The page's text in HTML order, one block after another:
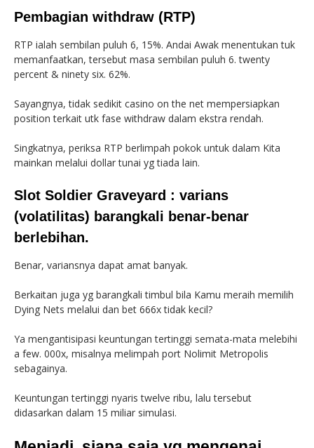
Pembagian withdraw (RTP)
RTP ialah sembilan puluh 6, 15%. Andai Awak menentukan tuk
memanfaatkan, tersebut masa sembilan puluh 6. twenty
percent & ninety six. 62%.
Sayangnya, tidak sedikit casino on the net mempersiapkan
position terkait utk fase withdraw dalam ekstra rendah.
Singkatnya, periksa RTP berlimpah pokok untuk dalam Kita
mainkan melalui dollar tunai yg tiada lain.
Slot Soldier Graveyard : varians
(volatilitas) barangkali benar-benar
berlebihan.
Benar, variansnya dapat amat banyak.
Berkaitan juga yg barangkali timbul bila Kamu meraih memilih
Dying Nets melalui dan bet 666x tidak kecil?
Ya mengantisipasi keuntungan tertinggi semata-mata melebihi
a few. 000x, misalnya melimpah port Nolimit Metropolis
sebagainya.
Keuntungan tertinggi nyaris twelve ribu, lalu tersebut
didasarkan dalam 15 miliar simulasi.